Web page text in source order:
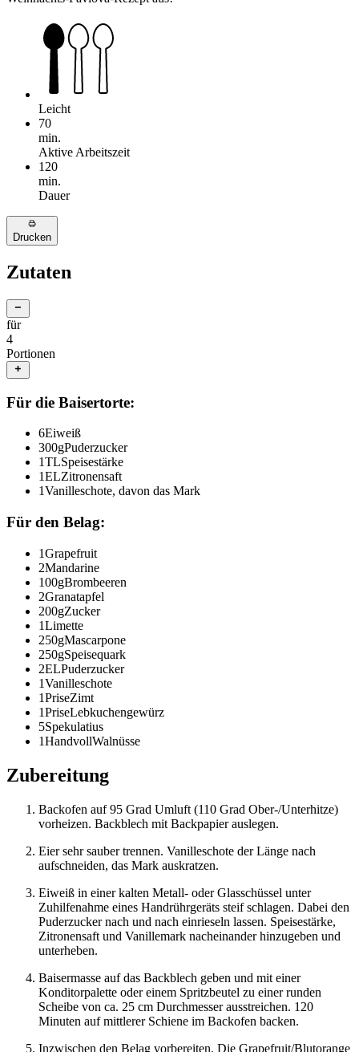
Leicht
70
min.
Aktive Arbeitszeit
120
min.
Dauer
Drucken
Zutaten
für
4
Portionen
Für die Baisertorte:
6Eiweiß
300gPuderzucker
1TLSpeisestärke
1ELZitronensaft
1Vanilleschote, davon das Mark
Für den Belag:
1Grapefruit
2Mandarine
100gBrombeeren
2Granatapfel
200gZucker
1Limette
250gMascarpone
250gSpeisequark
2ELPuderzucker
1Vanilleschote
1PriseZimt
1PriseLebkuchengewürz
5Spekulatius
1HandvollWalnüsse
Zubereitung
Backofen auf 95 Grad Umluft (110 Grad Ober-/Unterhitze)
vorheizen. Backblech mit Backpapier auslegen.
Eier sehr sauber trennen. Vanilleschote der Länge nach
aufschneiden, das Mark auskratzen.
Eiweiß in einer kalten Metall- oder Glasschüssel unter
Zuhilfenahme eines Handrührgeräts steif schlagen. Dabei den
Puderzucker nach und nach einrieseln lassen. Speisestärke,
Zitronensaft und Vanillemark nacheinander hinzugeben und
unterheben.
Baisermasse auf das Backblech geben und mit einer
Konditorpalette oder einem Spritzbeutel zu einer runden
Scheibe von ca. 25 cm Durchmesser ausstreichen. 120
Minuten auf mittlerer Schiene im Backofen backen.
Inzwischen den Belag vorbereiten. Die Grapefruit/Blutorange